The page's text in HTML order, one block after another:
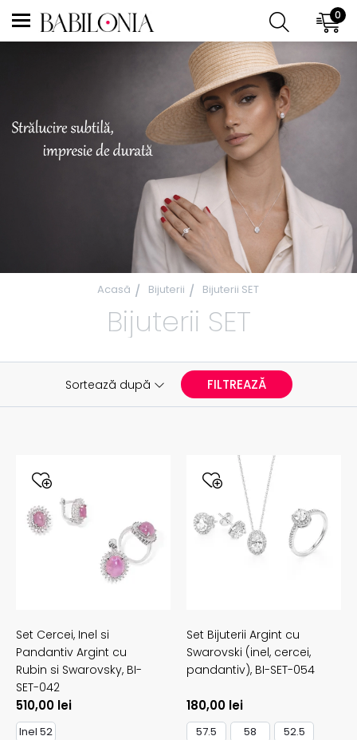
0
Acasă Bijuterii Bijuterii SET
Bijuterii SET
Sortează după FILTREAZĂ
Set Cercei, Inel si
Pandantiv Argint cu
Rubin si Swarovsky, BI-
SET-042
510,00 lei
Inel 52
Set Bijuterii Argint cu
Swarovski (inel, cercei,
pandantiv), BI-SET-054
180,00 lei
57.5 58
52.5